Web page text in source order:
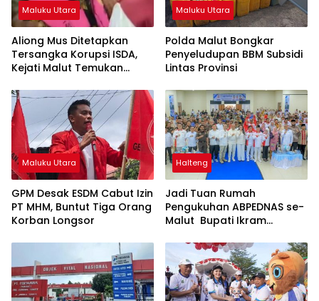
Maluku Utara
Aliong Mus Ditetapkan
Tersangka Korupsi ISDA,
Kejati Malut Temukan
Maluku Utara
Polda Malut Bongkar
Penyeludupan BBM Subsidi
Lintas Provinsi
Maluku Utara
GPM Desak ESDM Cabut Izin
PT MHM, Buntut Tiga Orang
Korban Longsor
Halteng
Jadi Tuan Rumah
Pengukuhan ABPEDNAS se-
Malut Bupati Ikram
Kelola dan Pengawasan
Desa